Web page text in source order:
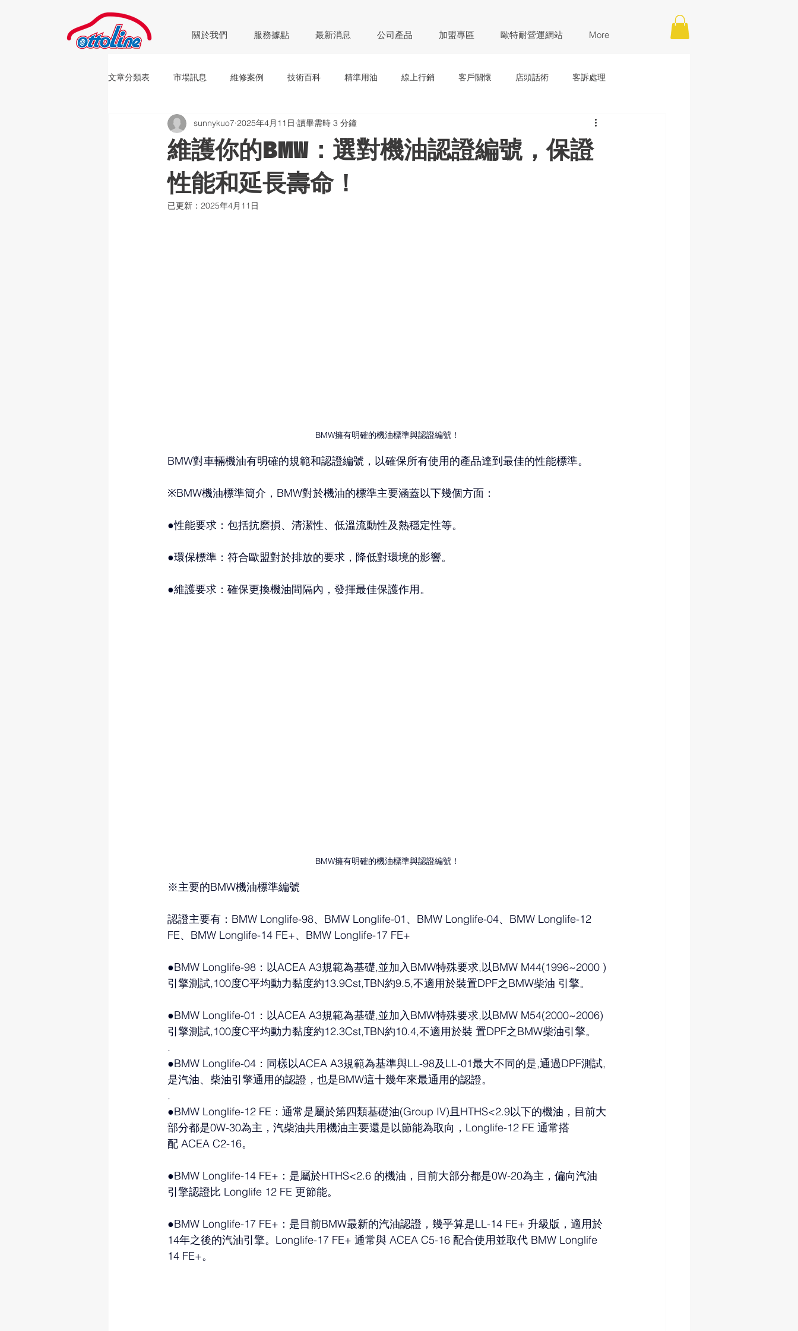
關於我們 服務據點 最新消息 公司產品 加盟專區 歐特耐營運網站 More
文章分類表 市場訊息 維修案例 技術百科 精準用油 線上行銷 客戶關懷 店頭話術 客訴處理
新品上市 活動
維護你的BMW：選對機油認證編號，保證
性能和延長壽命！
sunnykuo7 2025年4月11日 讀畢需時 3 分鐘
已更新： 2025年4月11日
BMW擁有明確的機油標準與認證編號！
BMW對車輛機油有明確的規範和認證編號，以確保所有使用的產品達到最佳的性能標準。
※BMW機油標準簡介，BMW對於機油的標準主要涵蓋以下幾個方面：
●性能要求：包括抗磨損、清潔性、低溫流動性及熱穩定性等。
●環保標準：符合歐盟對於排放的要求，降低對環境的影響。
●維護要求：確保更換機油間隔內，發揮最佳保護作用。
BMW擁有明確的機油標準與認證編號！
※主要的BMW機油標準編號
認證主要有：BMW Longlife-98、BMW Longlife-01、BMW Longlife-04、BMW Longlife-12
FE、BMW Longlife-14 FE+、BMW Longlife-17 FE+
●BMW Longlife-98：以ACEA A3規範為基礎,並加入BMW特殊要求,以BMW M44(1996~2000 )
引擎測試,100度C平均動力黏度約13.9Cst,TBN約9.5,不適用於裝置DPF之BMW柴油 引擎。
●BMW Longlife-01：以ACEA A3規範為基礎,並加入BMW特殊要求,以BMW M54(2000~2006)
引擎測試,100度C平均動力黏度約12.3Cst,TBN約10.4,不適用於裝 置DPF之BMW柴油引擎。
.
●BMW Longlife-04：同樣以ACEA A3規範為基準與LL-98及LL-01最大不同的是,通過DPF測試,
是汽油、柴油引擎通用的認證，也是BMW這十幾年來最通用的認證。
.
●BMW Longlife-12 FE：通常是屬於第四類基礎油(Group IV)且HTHS<2.9以下的機油，目前大
部分都是0W-30為主，汽柴油共用機油主要還是以節能為取向，Longlife-12 FE 通常搭
配 ACEA C2-16。
●BMW Longlife-14 FE+：是屬於HTHS<2.6 的機油，目前大部分都是0W-20為主，偏向汽油
引擎認證比 Longlife 12 FE 更節能。
●BMW Longlife-17 FE+：是目前BMW最新的汽油認證，幾乎算是LL-14 FE+ 升級版，適用於
14年之後的汽油引擎。Longlife-17 FE+ 通常與 ACEA C5-16 配合使用並取代 BMW Longlife
14 FE+。